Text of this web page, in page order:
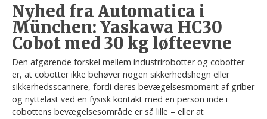
Nyhed fra Automatica i
München: Yaskawa HC30
Cobot med 30 kg løfteevne
Den afgørende forskel mellem industrirobotter og cobotter
er, at cobotter ikke behøver nogen sikkerhedshegn eller
sikkerhedsscannere, fordi deres bevægelsesmoment af griber
og nyttelast ved en fysisk kontakt med en person inde i
cobottens bevægelsesområde er så lille – eller at